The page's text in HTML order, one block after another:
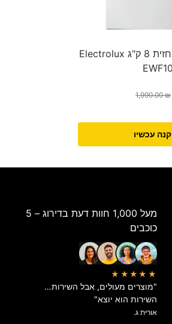
מכונת כביסה חזית 8 ק"ג Electrolux
1,990.00₪
קנה עכשיו
מעל 1,000 חוות דעת בדירוג – 5
כוכבים
★★★★★
"מוצרים מעולים, אבל השירות…
השירות הוא יוצא"
אורית ג.